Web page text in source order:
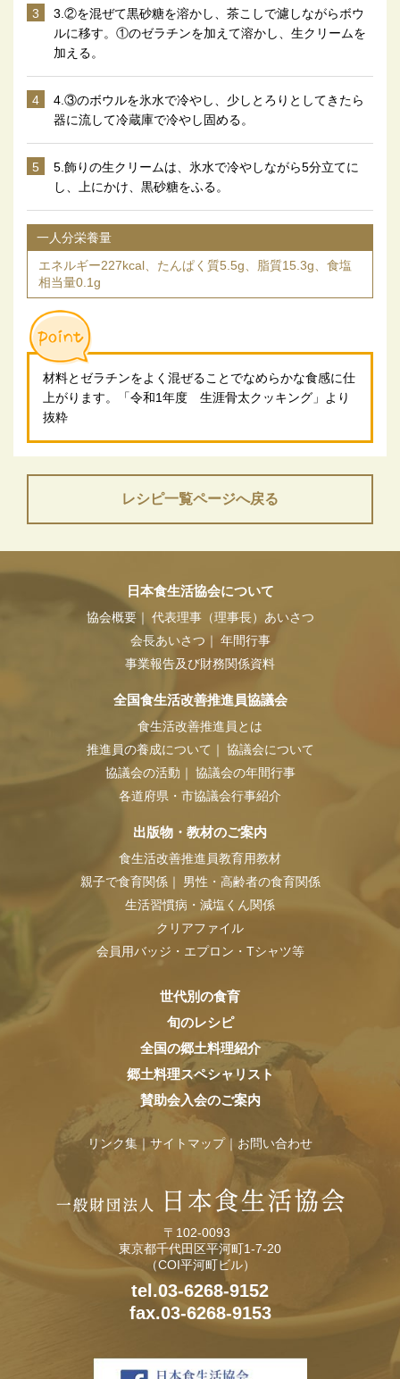
3
3.②を混ぜて黒砂糖を溶かし、茶こしで濾しながらボウ
ルに移す。①のゼラチンを加えて溶かし、生クリームを
加える。
4
4.③のボウルを氷水で冷やし、少しとろりとしてきたら
器に流して冷蔵庫で冷やし固める。
5
5.飾りの生クリームは、氷水で冷やしながら5分立てに
し、上にかけ、黒砂糖をふる。
一人分栄養量
エネルギー227kcal、たんぱく質5.5g、脂質15.3g、食塩
相当量0.1g
材料とゼラチンをよく混ぜることでなめらかな食感に仕
上がります。「令和1年度 生涯骨太クッキング」より
抜粋
レシピ一覧ページへ戻る
日本食生活協会について
協会概要
代表理事（理事長）あいさつ
会長あいさつ
年間行事
事業報告及び財務関係資料
全国食生活改善推進員協議会
食生活改善推進員とは
推進員の養成について
協議会について
協議会の活動
協議会の年間行事
各道府県・市協議会行事紹介
出版物・教材のご案内
食生活改善推進員教育用教材
親子で食育関係
男性・高齢者の食育関係
生活習慣病・減塩くん関係
クリアファイル
会員用バッジ・エプロン・Tシャツ等
世代別の食育
旬のレシピ
全国の郷土料理紹介
郷土料理スペシャリスト
賛助会入会のご案内
リンク集 サイトマップ お問い合わせ
〒102-0093
東京都千代田区平河町1-7-20
（COI平河町ビル）
tel.03-6268-9152
fax.03-6268-9153